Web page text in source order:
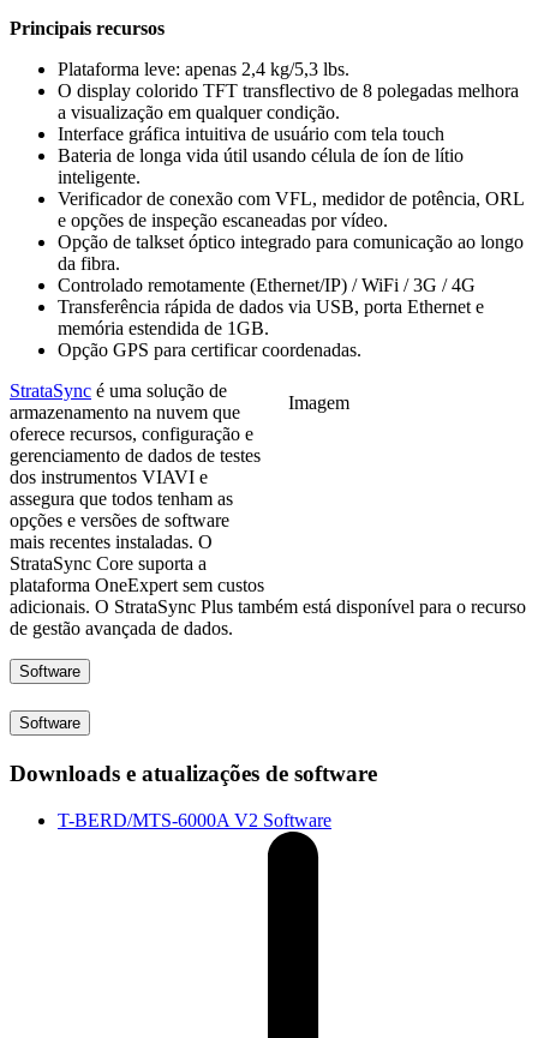
Principais recursos
Plataforma leve: apenas 2,4 kg/5,3 lbs.
O display colorido TFT transflectivo de 8 polegadas melhora
a visualização em qualquer condição.
Interface gráfica intuitiva de usuário com tela touch
Bateria de longa vida útil usando célula de íon de lítio
inteligente.
Verificador de conexão com VFL, medidor de potência, ORL
e opções de inspeção escaneadas por vídeo.
Opção de talkset óptico integrado para comunicação ao longo
da fibra.
Controlado remotamente (Ethernet/IP) / WiFi / 3G / 4G
Transferência rápida de dados via USB, porta Ethernet e
memória estendida de 1GB.
Opção GPS para certificar coordenadas.
Imagem
StrataSync é uma solução de
armazenamento na nuvem que
oferece recursos, configuração e
gerenciamento de dados de testes
dos instrumentos VIAVI e
assegura que todos tenham as
opções e versões de software
mais recentes instaladas. O
StrataSync Core suporta a
plataforma OneExpert sem custos
adicionais. O StrataSync Plus também está disponível para o recurso
de gestão avançada de dados.
Software
Software
Downloads e atualizações de software
T-BERD/MTS-6000A V2 Software